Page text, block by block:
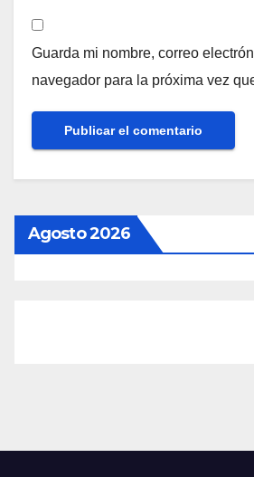
Guarda mi nombre, correo
navegador para la próxima vez
Agosto 2026